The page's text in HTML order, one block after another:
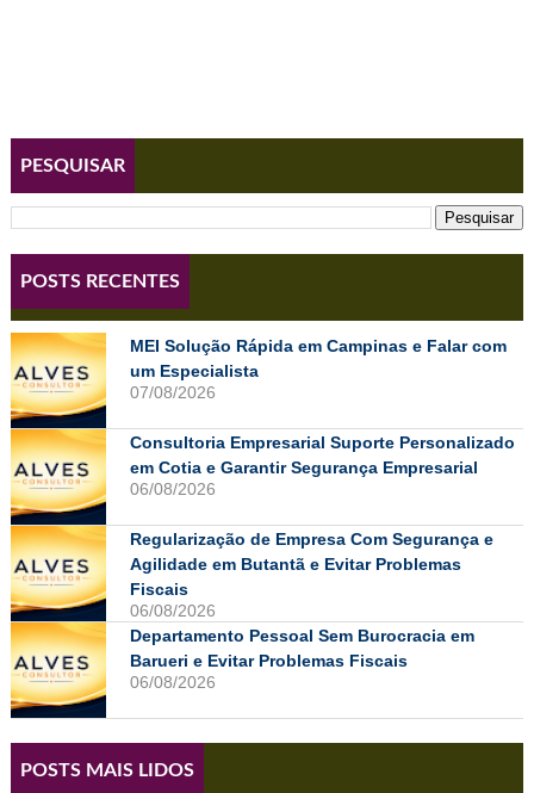
PESQUISAR
POSTS RECENTES
MEI Solução Rápida em Campinas e Falar com
um Especialista
07/08/2026
Consultoria Empresarial Suporte Personalizado
em Cotia e Garantir Segurança Empresarial
06/08/2026
Regularização de Empresa Com Segurança e
Agilidade em Butantã e Evitar Problemas
Fiscais
06/08/2026
Departamento Pessoal Sem Burocracia em
Barueri e Evitar Problemas Fiscais
06/08/2026
POSTS MAIS LIDOS